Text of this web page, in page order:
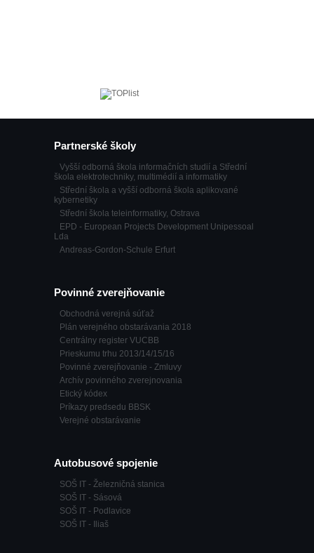
Partnerské školy
Vyšší odborná škola informačních studií a Střední
škola elektrotechniky, multimédií a informatiky
Střední škola a vyšší odborná škola aplikované
kybernetiky
Střední škola teleinformatiky, Ostrava
EPD - European Projects Development Unipessoal
Lda
Andreas-Gordon-Schule Erfurt
Povinné zverejňovanie
Obchodná verejná súťaž
Plán verejného obstarávania 2018
Centrálny register VUCBB
Prieskumu trhu 2013/14/15/16
Povinné zverejňovanie - Zmluvy
Archív povinného zverejnovania
Etický kódex
Príkazy predsedu BBSK
Verejné obstarávanie
Autobusové spojenie
SOŠ IT - Železničná stanica
SOŠ IT - Sásová
SOŠ IT - Podlavice
SOŠ IT - Iliaš